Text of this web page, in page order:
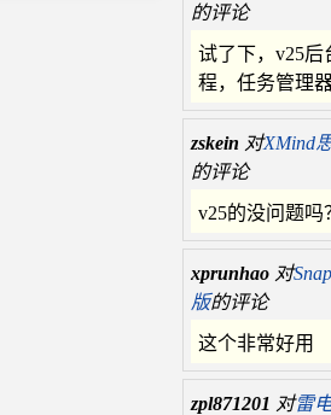
的评论
试了下，v25
程，任务管理
zskein 对XMind
的评论
v25的没问题吗
xprunhao 对
版的评论
这个非常好用
zpl871201 对雷